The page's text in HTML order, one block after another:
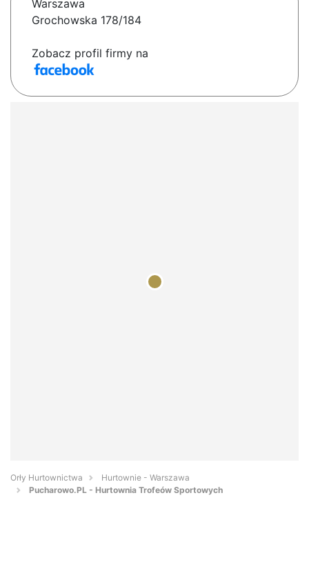
Warszawa
Grochowska 178/184
Zobacz profil firmy na
Orły Hurtownictwa
Hurtownie - Warszawa
Pucharowo.PL - Hurtownia Trofeów Sportowych